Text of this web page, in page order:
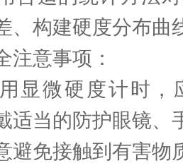
、构建硬度分布曲
意事项：
微硬度计时，
适当的防护眼镜、
免接触到有害物